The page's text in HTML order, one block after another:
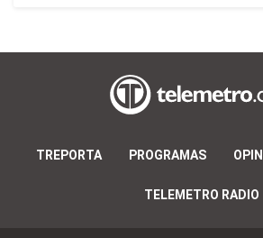
TREPORTA PROGRAMAS
TELEMETRO RADIO